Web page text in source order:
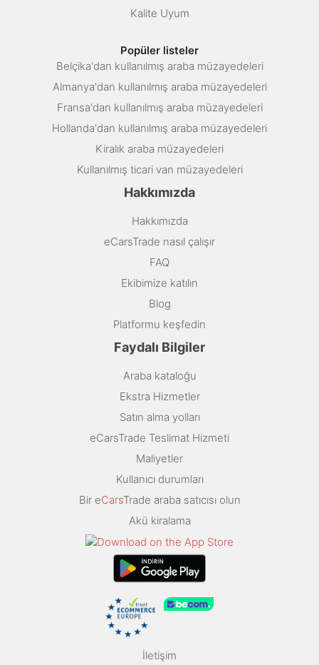
Kalite Uyum
Popüler listeler
Belçika'dan kullanılmış araba müzayedeleri
Almanya'dan kullanılmış araba müzayedeleri
Fransa'dan kullanılmış araba müzayedeleri
Hollanda'dan kullanılmış araba müzayedeleri
Kiralık araba müzayedeleri
Kullanılmış ticari van müzayedeleri
Hakkımızda
Hakkımızda
eCarsTrade nasıl çalışır
FAQ
Ekibimize katılın
Blog
Platformu keşfedin
Faydalı Bilgiler
Araba kataloğu
Ekstra Hizmetler
Satın alma yolları
eCarsTrade Teslimat Hizmeti
Maliyetler
Kullanıcı durumları
Bir eCarsTrade araba satıcısı olun
Akü kiralama
İletişim